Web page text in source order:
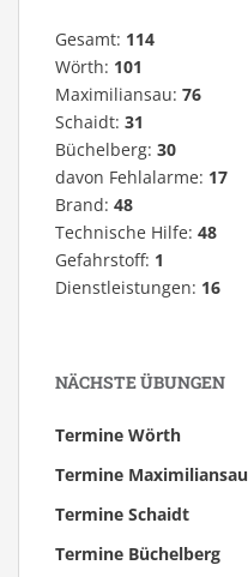
Gesamt: 114
Wörth: 101
Maximiliansau: 76
Schaidt: 31
Büchelberg: 30
davon Fehlalarme: 17
Brand: 48
Technische Hilfe: 48
Gefahrstoff: 1
Dienstleistungen: 16
NÄCHSTE ÜBUNGEN
Termine Wörth
Termine Maximiliansau
Termine Schaidt
Termine Büchelberg